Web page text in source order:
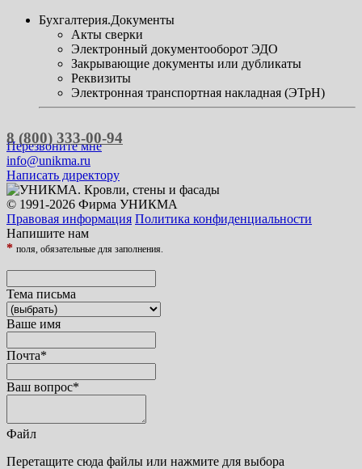
Бухгалтерия.Документы
Акты сверки
Электронный документооборот ЭДО
Закрывающие документы или дубликаты
Реквизиты
Электронная транспортная накладная (ЭТрН)
8 (800) 333-00-94
Перезвоните мне
info@unikma.ru
Написать директору
© 1991-2026 Фирма УНИКМА
Правовая информация Политика конфиденциальности
Напишите нам
* поля, обязательные для заполнения.
Тема письма
Ваше имя
Почта*
Ваш вопрос*
Файл
Перетащите сюда файлы или нажмите для выбора